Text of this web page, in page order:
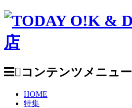
コンテンツメニュー
HOME
特集